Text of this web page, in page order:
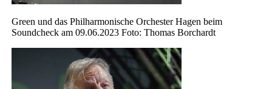
Green und das Philharmonische Orchester Hagen beim
Soundcheck am 09.06.2023 Foto: Thomas Borchardt